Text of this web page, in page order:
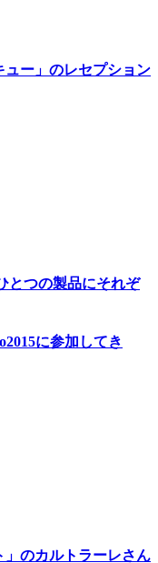
ー」のレセプション
とつの製品にそれぞ
に参加してき
のカルトラーレさん